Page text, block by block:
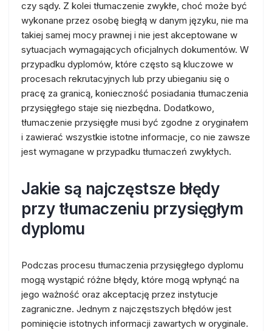
czy sądy. Z kolei tłumaczenie zwykłe, choć może być
wykonane przez osobę biegłą w danym języku, nie ma
takiej samej mocy prawnej i nie jest akceptowane w
sytuacjach wymagających oficjalnych dokumentów. W
przypadku dyplomów, które często są kluczowe w
procesach rekrutacyjnych lub przy ubieganiu się o
pracę za granicą, konieczność posiadania tłumaczenia
przysięgłego staje się niezbędna. Dodatkowo,
tłumaczenie przysięgłe musi być zgodne z oryginałem
i zawierać wszystkie istotne informacje, co nie zawsze
jest wymagane w przypadku tłumaczeń zwykłych.
Jakie są najczęstsze błędy
przy tłumaczeniu przysięgłym
dyplomu
Podczas procesu tłumaczenia przysięgłego dyplomu
mogą wystąpić różne błędy, które mogą wpłynąć na
jego ważność oraz akceptację przez instytucje
zagraniczne. Jednym z najczęstszych błędów jest
pominięcie istotnych informacji zawartych w oryginale.